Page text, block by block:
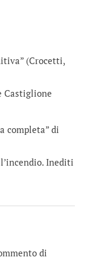
(Crocetti,
Castiglione
completa” di
Inediti
di